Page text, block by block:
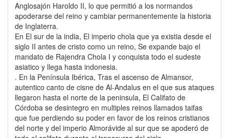
Anglosajón Haroldo II, lo que permitió a los normandos
apoderarse del reino y cambiar permanentemente la historia
de Inglaterra.
En El sur de la india, El imperio chola que ya existia desde el
siglo II antes de cristo como un reino, Se expande bajo el
mandato de Rajendra Chola I y conquista todo el sudeste
asiatico y llega hasta indonesia.
. En la Península Ibérica, Tras el ascenso de Almansor,
autentico canto de cisne de Al-Andalus en el que sus ataques
llegaron hasta el norte de la peninsula, El Califato de
Córdoba se desintegro en multiples reinos llamados taifas
que fue perdiendo su poder en favor de los reinos cristianos
del norte y del imperio Almorávide al sur que se apoderó de